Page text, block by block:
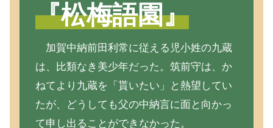
『松梅語園』
加賀中納前田利常に従える児小姓の九蔵
は、比類なき美少年だった。筑前守は、か
ねてより九蔵を「貰いたい」と熱望してい
たが、どうしても父の中納言に面と向かっ
て申し出ることができなかった。